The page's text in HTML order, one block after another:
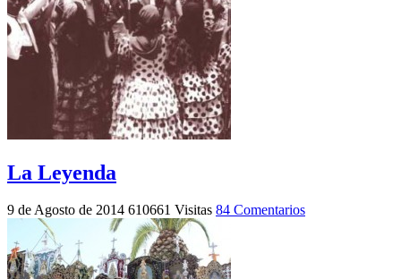
La Leyenda
9 de Agosto de 2014 610661 Visitas 84 Comentarios